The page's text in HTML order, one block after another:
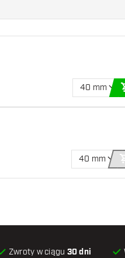
40 mm
40 mm
Zwroty w ciągu 30 dni